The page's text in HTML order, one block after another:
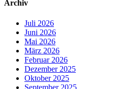
Archiv
Juli 2026
Juni 2026
Mai 2026
März 2026
Februar 2026
Dezember 2025
Oktober 2025
September 2025